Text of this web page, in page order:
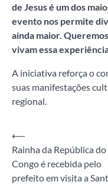
de Jesus é um dos
evento nos permite
ainda maior.
vivam essa
A iniciativa reforça o
suas manifestações
regional.
Navegação
de
Post
⟵
Rainha da República do
Congo é recebida pelo
prefeito em visita a